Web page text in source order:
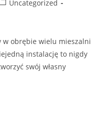
Uncategorized
w obrębie wielu mieszalni
instalację to nigdy
swój własny